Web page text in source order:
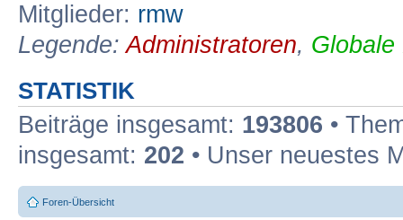
Mitglieder: rmw
Legende:Administratoren, Globale
STATISTIK
Beiträge insgesamt: 193806 •
insgesamt: 202 • Unser neuestes
Foren-Übersicht